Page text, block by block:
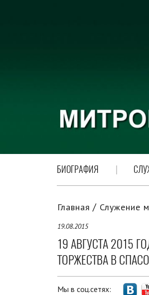
БИОГРАФИЯ
Главная Служение
19.08.2015
19 АВГУСТА 2015
ТОРЖЕСТВА В
Мы в соц.сетях: